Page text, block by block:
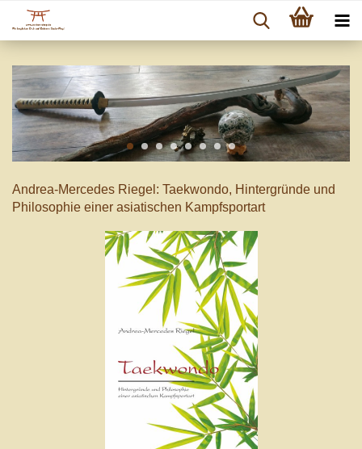
Andrea-Mercedes Riegel: Taekwondo, Hintergründe und
Philosophie einer asiatischen Kampfsportart